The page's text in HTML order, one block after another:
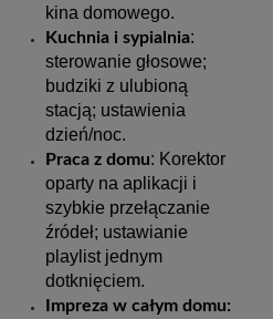
kina domowego.
Kuchnia i sypialnia:
sterowanie głosowe;
budziki z ulubioną
stacją; ustawienia
dzień/noc.
Praca z domu: Korektor
oparty na aplikacji i
szybkie przełączanie
źródeł; ustawianie
playlist jednym
dotknięciem.
Impreza w całym domu: